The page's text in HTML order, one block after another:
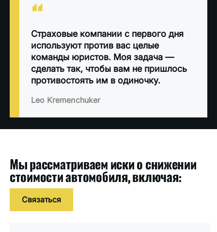
“
Страховые компании с первого дня
используют против вас целые
команды юристов. Моя задача —
сделать так, чтобы вам не пришлось
противостоять им в одиночку.
Leo Kremenchuker
Мы рассматриваем иски о снижении
стоимости автомобиля, включая:
Связаться